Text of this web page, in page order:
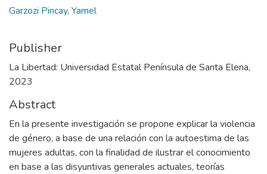
Garzozi Pincay, Yamel
Publisher
La Libertad: Universidad Estatal Península de Santa Elena,
2023
Abstract
En la presente investigación se propone explicar la violencia
de género, a base de una relación con la autoestima de las
mujeres adultas, con la finalidad de ilustrar el conocimiento
en base a las disyuntivas generales actuales, teorías